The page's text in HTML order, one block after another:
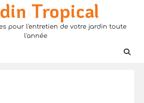
Tropical
pour l'entretien de votre jardin toute
l'année